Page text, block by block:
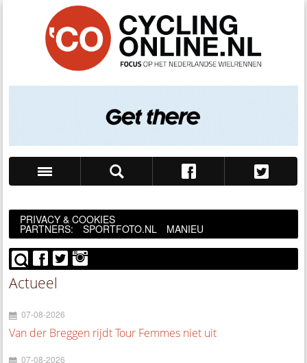
PRIVACY & COOKIES
PARTNERS: SPORTFOTO.NL MANIEU
Actueel
07-08-2026
Van der Breggen rijdt Tour Femmes niet uit
07-08-2026